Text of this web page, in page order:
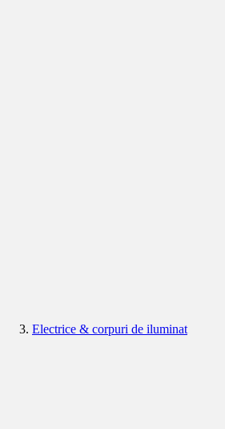
Electrice & corpuri de iluminat